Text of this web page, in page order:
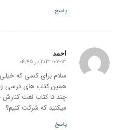
پاسخ
احمد
گفته:
2023-07-13 در 04:45
سلام برای کسی که
همین کتاب های درسی
چند تا کتاب لغت
میکنید که شرکت کنیم؟
پاسخ